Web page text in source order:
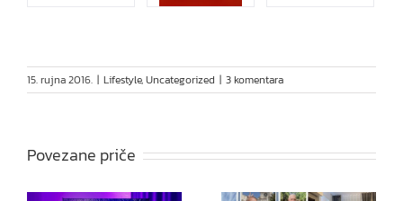
15. rujna 2016. | Lifestyle,Uncategorized | 3 komentara
Povezane priče